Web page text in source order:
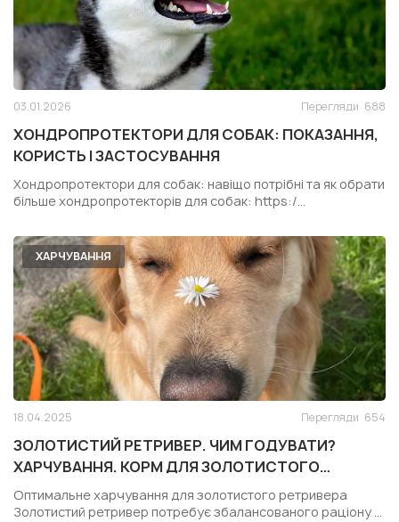
03.01.2026 Перегляди 688
ХОНДРОПРОТЕКТОРИ ДЛЯ СОБАК: ПОКАЗАННЯ,
КОРИСТЬ І ЗАСТОСУВАННЯ
Хондропротектори для собак: навіщо потрібні та як обрати
більше хондропротекторів для собак: https:/...
ХАРЧУВАННЯ
18.04.2025 Перегляди 654
ЗОЛОТИСТИЙ РЕТРИВЕР. ЧИМ ГОДУВАТИ?
ХАРЧУВАННЯ. КОРМ ДЛЯ ЗОЛОТИСТОГО
РЕТРИВЕРА
Оптимальне харчування для золотистого ретривера
Золотистий ретривер потребує збалансованого раціону ...